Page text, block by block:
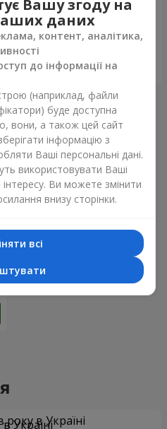
золото"
Замовити
року в Україні
Вашу згоду на
даних
контент, аналітика,
до інформації на
(наприклад, файли
буде доступна
вони, а також цей сайт
інформацію з
Ваші персональні дані.
використовувати Ваші
інтересу. Ви можете змінити
внизу сторінки.
всі